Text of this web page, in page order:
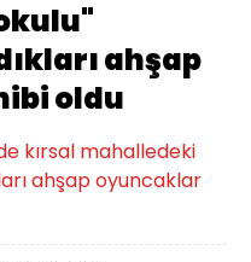
ahşap
oldu
kırsal mahalledeki
ahşap oyuncaklar